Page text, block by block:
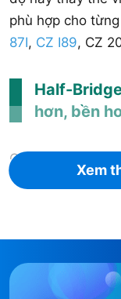
phù hợp cho
87I, CZ I89, CZ
Half-
hơn, bền
Công nghệ Half-
vòng nhỏ hoạt
với các bếp
G5 nhập từ Đức
Xem